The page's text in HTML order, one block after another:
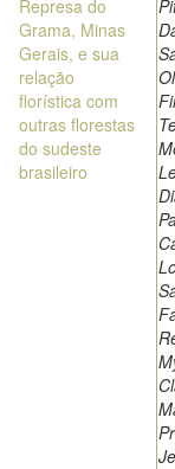
Represa do
Grama, Minas
Gerais, e sua
relação
florística com
outras florestas
do sudeste
brasileiro